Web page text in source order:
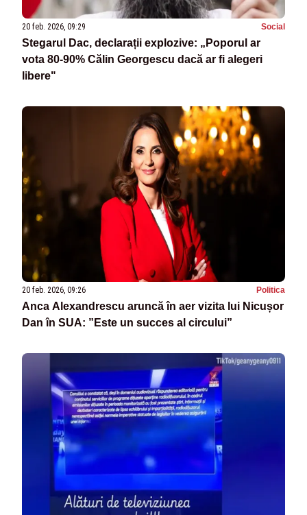
20 feb. 2026, 09:29 Social
Stegarul Dac, declarații explozive: „Poporul ar
vota 80-90% Călin Georgescu dacă ar fi alegeri
libere"
20 feb. 2026, 09:26 Politica
Anca Alexandrescu aruncă în aer vizita lui Nicușor
Dan în SUA: ”Este un succes al circului”